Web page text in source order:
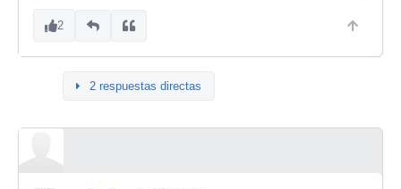
2
2 respuestas directas